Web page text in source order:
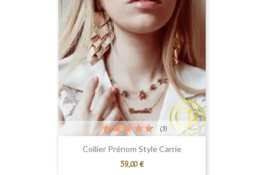
Collier Prénom Style Carrie
Prix
59,00 €
(5)